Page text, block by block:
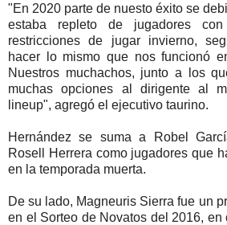
"En 2020 parte de nuesto éxito se
estaba repleto de jugadores
restricciones de jugar invierno,
hacer lo mismo que nos funcionó
Nuestros muchachos, junto a los
muchas opciones al dirigente al
lineup", agregó el ejecutivo taurino.
Hernández se suma a Robel
Rosell Herrera como jugadores que
en la temporada muerta.
De su lado, Magneuris Sierra fue un
en el Sorteo de Novatos del 2016, en